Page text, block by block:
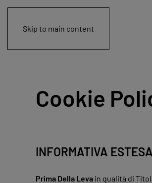
Skip to main content
Cookie
INFORMATIVA
Prima Della Leva in qualità di